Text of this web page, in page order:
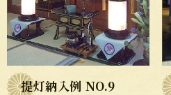
提灯納入例 NO.9